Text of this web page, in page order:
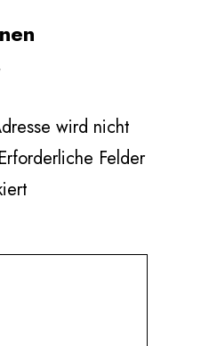
wird nicht
Erforderliche Felder